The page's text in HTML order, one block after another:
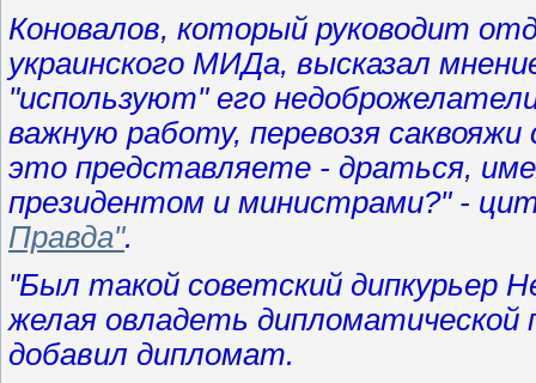
Коновалов, который руководит
украинского МИДа, высказал
"используют" его
важную работу, перевозя
это представляете - драться,
президентом и министрами?" -
Правда".
"Был такой советский дипкурьер
желая овладеть
добавил дипломат.